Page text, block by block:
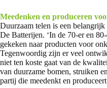
Meedenken en produceren
Duurzaam telen is een
De Batterijen. ‘In de 70-er en
gekeken naar producten voor
Tegenwoordig zijn er veel
niet ten koste gaat van de
van duurzame bomen, struiken
partij die meedenkt en